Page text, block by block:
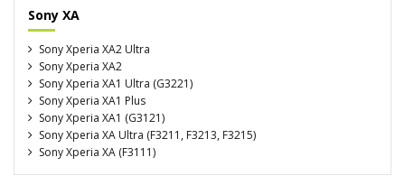
Sony XA
Sony Xperia XA2 Ultra
Sony Xperia XA2
Sony Xperia XA1 Ultra (G3221)
Sony Xperia XA1 Plus
Sony Xperia XA1 (G3121)
Sony Xperia XA Ultra (F3211, F3213, F3215)
Sony Xperia XA (F3111)